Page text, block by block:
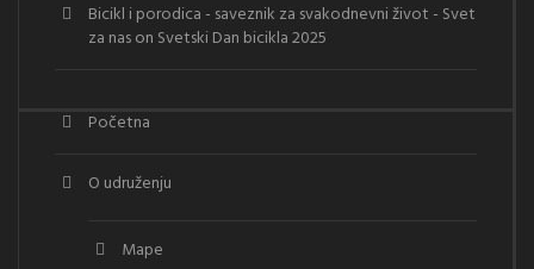
Bicikl i porodica - saveznik za svakodnevni život - Svet
za nason Svetski Dan bicikla 2025
Početna
O udruženju
Mape